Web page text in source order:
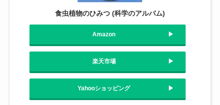
食虫植物のひみつ (科学のアルバム)
Amazon
楽天市場
Yahooショッピング